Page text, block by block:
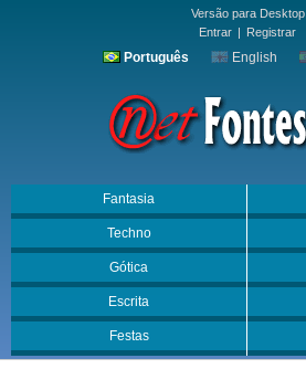
Versão para Desktop
Entrar | Registrar
Português English
Fantasia
Techno
Gótica
Escrita
Festas